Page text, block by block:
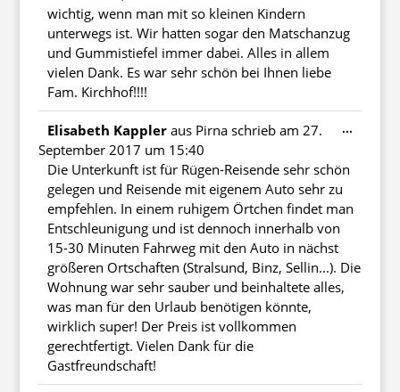
wichtig, wenn man mit so kleinen Kindern
unterwegs ist. Wir hatten sogar den Matschanzug
und Gummistiefel immer dabei. Alles in allem
vielen Dank. Es war sehr schön bei Ihnen liebe
Fam. Kirchhof!!!!
Elisabeth Kappler aus Pirna schrieb am 27.
September 2017 um 15:40
Die Unterkunft ist für Rügen-Reisende sehr schön
gelegen und Reisende mit eigenem Auto sehr zu
empfehlen. In einem ruhigem Örtchen findet man
Entschleunigung und ist dennoch innerhalb von
15-30 Minuten Fahrweg mit den Auto in nächst
größeren Ortschaften (Stralsund, Binz, Sellin...). Die
Wohnung war sehr sauber und beinhaltete alles,
was man für den Urlaub benötigen könnte,
wirklich super! Der Preis ist vollkommen
gerechtfertigt. Vielen Dank für die
Gastfreundschaft!
...